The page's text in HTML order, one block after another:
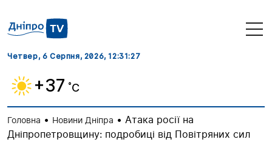
Четвер, 6 Серпня, 2026, 12:31:28
+37 ˚C
Головна • Новини Дніпра • Атака росії на
Дніпропетровщину: подробиці від Повітряних сил